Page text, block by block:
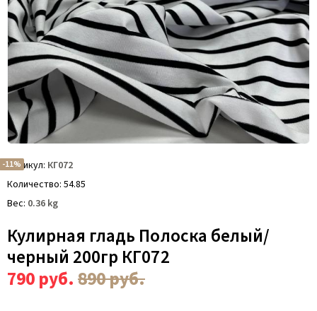
Артикул КГ072
Количество 54.85
Вес 0.36 kg
Кулирная гладь Полоска белый/
черный 200гр КГ072
-11%
790руб.890руб.